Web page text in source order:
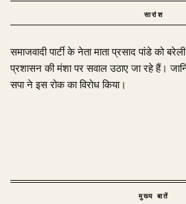
सारांश
समाजवादी पार्टी के नेता माता प्रसाद पांडे को
प्रशासन की मंशा पर सवाल उठाए जा रहे हैं।
सपा ने इस रोक का विरोध किया।
मुख्य बातें